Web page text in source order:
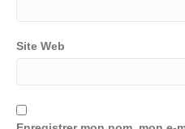
Site Web